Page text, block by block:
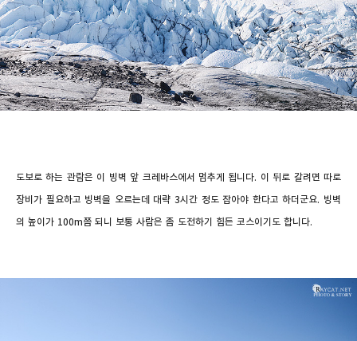
도보로 하는 관람은 이 빙벽 앞 크레바스에서 멈추게 됩니다. 이 뒤로 갈려면 따로
장비가 필요하고 빙벽을 오르는데 대략 3시간 정도 잡아야 한다고 하더군요. 빙벽
의 높이가 100m쯤 되니 보통 사람은 좀 도전하기 힘든 코스이기도 합니다.